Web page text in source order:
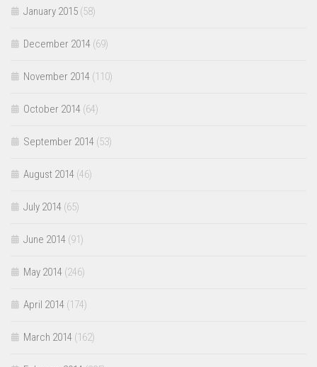
January 2015 (58)
December 2014 (69)
November 2014 (110)
October 2014 (64)
September 2014 (53)
August 2014 (46)
July 2014 (65)
June 2014 (91)
May 2014 (246)
April 2014 (174)
March 2014 (162)